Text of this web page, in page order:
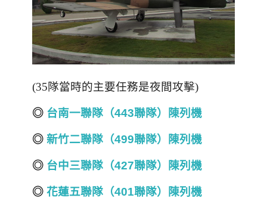
(35隊當時的主要任務是夜間攻擊)
◎ 台南一聯隊（443聯隊）陳列機
◎ 新竹二聯隊（499聯隊）陳列機
◎ 台中三聯隊（427聯隊）陳列機
◎ 花蓮五聯隊（401聯隊）陳列機